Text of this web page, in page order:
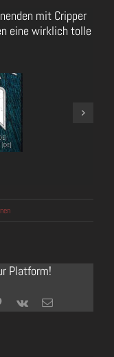
mit Cripper
eine wirklich tolle
Platform!
Pinterest
Vk
E-
Mail